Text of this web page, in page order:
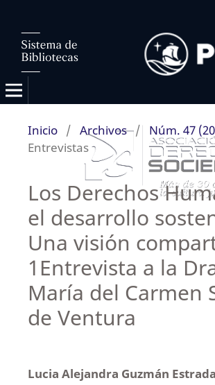
Inicio / Archivos / Núm. 47
Entrevistas
Los Derechos
el desarrollo
Una visión
1Entrevista a la
María del Carmen
de Ventura
Lucia Alejandra Guzmán Estrada